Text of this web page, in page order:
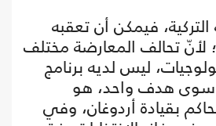
فيمكن أن تعقبه
لأنّ تحالف المعارضة مختلف
ليس لديه برنامج
سوى هدف واحد، هو
بقيادة أردوغان، وفي